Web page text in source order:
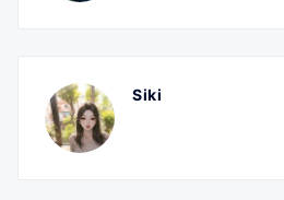
Siki